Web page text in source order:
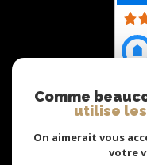
Comme
utilise
On aimerait vous
votre